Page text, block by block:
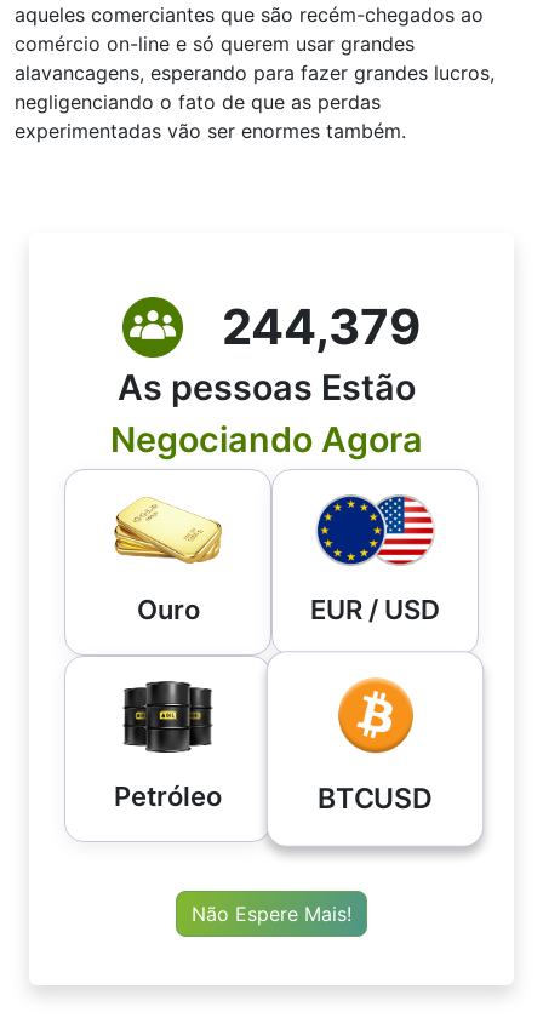
aqueles comerciantes que são recém-chegados ao
comércio on-line e só querem usar grandes
alavancagens, esperando para fazer grandes lucros,
negligenciando o fato de que as perdas
experimentadas vão ser enormes também.
As pessoas Estão
Negociando Agora
244,379
Ouro EUR / USD
Petróleo BTCUSD
Não Espere Mais!